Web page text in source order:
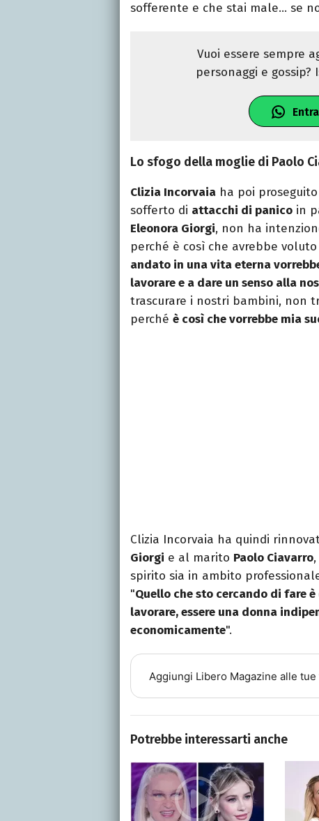
sofferente e che stai male… se
Vuoi essere sempre
personaggi e
Lo sfogo della moglie di Paolo
Clizia Incorvaia ha poi
sofferto di attacchi di panico in
Eleonora Giorgi, non ha
perché è così che avrebbe
andato in una vita eterna
lavorare e a dare un senso alla
trascurare i nostri bambini, non
perché è così che vorrebbe mia
Clizia Incorvaia ha quindi
Giorgi e al marito Paolo Ciavarro
spirito sia in ambito
"Quello che sto cercando di fare
lavorare, essere una donna
economicamente".
Aggiungi Libero Magazine alle
Potrebbe interessarti anche